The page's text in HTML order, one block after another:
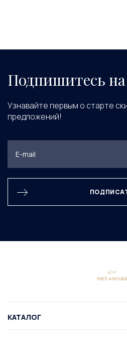
Подпишитесь
Узнавайте первым о старте
предложений!
КАТАЛОГ